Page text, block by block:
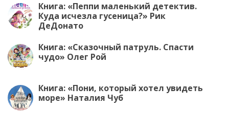
Книга: «Пеппи маленький детектив.
Куда исчезла гусеница?» Рик
ДеДонато
Книга: «Сказочный патруль. Спасти
чудо» Олег Рой
Книга: «Пони, который хотел увидеть
море» Наталия Чуб